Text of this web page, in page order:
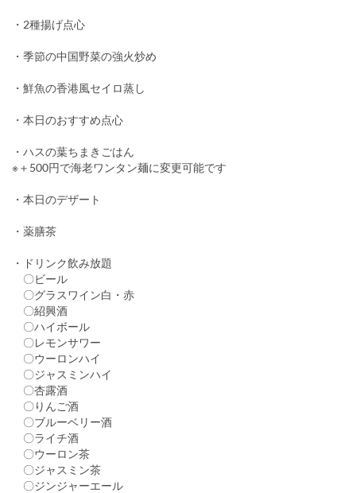
・2種揚げ点心
・季節の中国野菜の強火炒め
・鮮魚の香港風セイロ蒸し
・本日のおすすめ点心
・ハスの葉ちまきごはん
※＋500円で海老ワンタン麺に変更可能です
・本日のデザート
・薬膳茶
・ドリンク飲み放題
〇ビール
〇グラスワイン白・赤
〇紹興酒
〇ハイボール
〇レモンサワー
〇ウーロンハイ
〇ジャスミンハイ
〇杏露酒
〇りんご酒
〇ブルーベリー酒
〇ライチ酒
〇ウーロン茶
〇ジャスミン茶
〇ジンジャーエール